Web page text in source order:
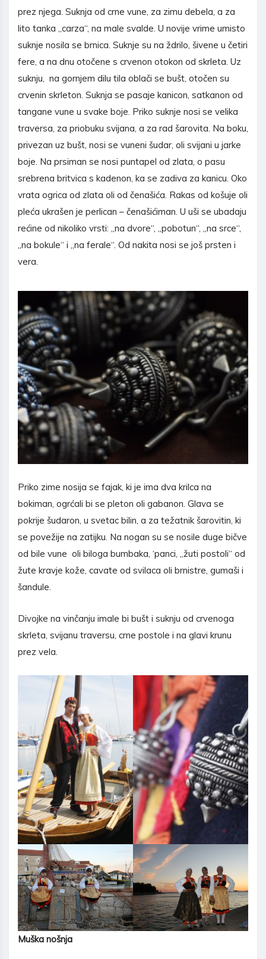
prez njega. Suknja od crne vune, za zimu debela, a za
lito tanka „carza“, na male svalde. U novije vrime umisto
suknje nosila se brnica. Suknje su na ždrilo, šivene u četiri
fere, a na dnu otočene s crvenon otokon od skrleta. Uz
suknju, na gornjem dilu tila oblači se bušt, otočen su
crvenin skrleton. Suknja se pasaje kanicon, satkanon od
tangane vune u svake boje. Priko suknje nosi se velika
traversa, za priobuku svijana, a za rad šarovita. Na boku,
privezan uz bušt, nosi se vuneni šudar, oli svijani u jarke
boje. Na prsiman se nosi puntapel od zlata, o pasu
srebrena britvica s kadenon, ka se zadiva za kanicu. Oko
vrata ogrica od zlata oli od čenašića. Rakas od košuje oli
pleća ukrašen je perlican – čenašićiman. U uši se ubadaju
rećine od nikoliko vrsti: „na dvore“, „pobotun“, „na srce“,
„na bokule“ i „na ferale“. Od nakita nosi se još prsten i
vera.
Priko zime nosija se fajak, ki je ima dva krilca na
bokiman, ogrćali bi se pleton oli gabanon. Glava se
pokrije šudaron, u svetac bilin, a za težatnik šarovitin, ki
se povežije na zatijku. Na nogan su se nosile duge bičve
od bile vune oli biloga bumbaka, ‘panci, „žuti postoli“ od
žute kravje kože, cavate od svilaca oli brnistre, gumaši i
šandule.
Divojke na vinčanju imale bi bušt i suknju od crvenoga
skrleta, svijanu traversu, crne postole i na glavi krunu
prez vela.
Muška nošnja